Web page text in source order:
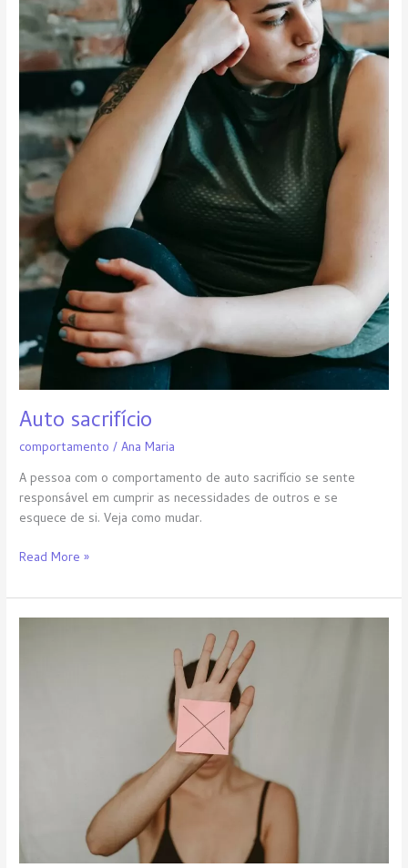
Auto sacrifício
comportamento /Ana Maria
A pessoa com o comportamento de auto sacrifício se sente
responsável em cumprir as necessidades de outros e se
esquece de si. Veja como mudar.
Read More »